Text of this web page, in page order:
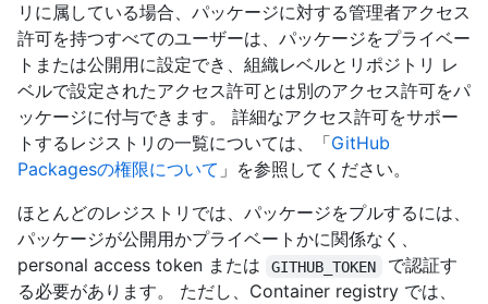
リに属している場合、パッケージに対する管理者アクセス
許可を持つすべてのユーザーは、パッケージをプライベー
トまたは公開用に設定でき、組織レベルとリポジトリ レ
ベルで設定されたアクセス許可とは別のアクセス許可をパ
ッケージに付与できます。 詳細なアクセス許可をサポー
トするレジストリの一覧については、「GitHub
Packagesの権限について 」を参照してください。
ほとんどのレジストリでは、パッケージをプルするには、
パッケージが公開用かプライベートかに関係なく、
personal access token または
GITHUB_TOKEN
で認証す
る必要があります。 ただし、Container registry では、